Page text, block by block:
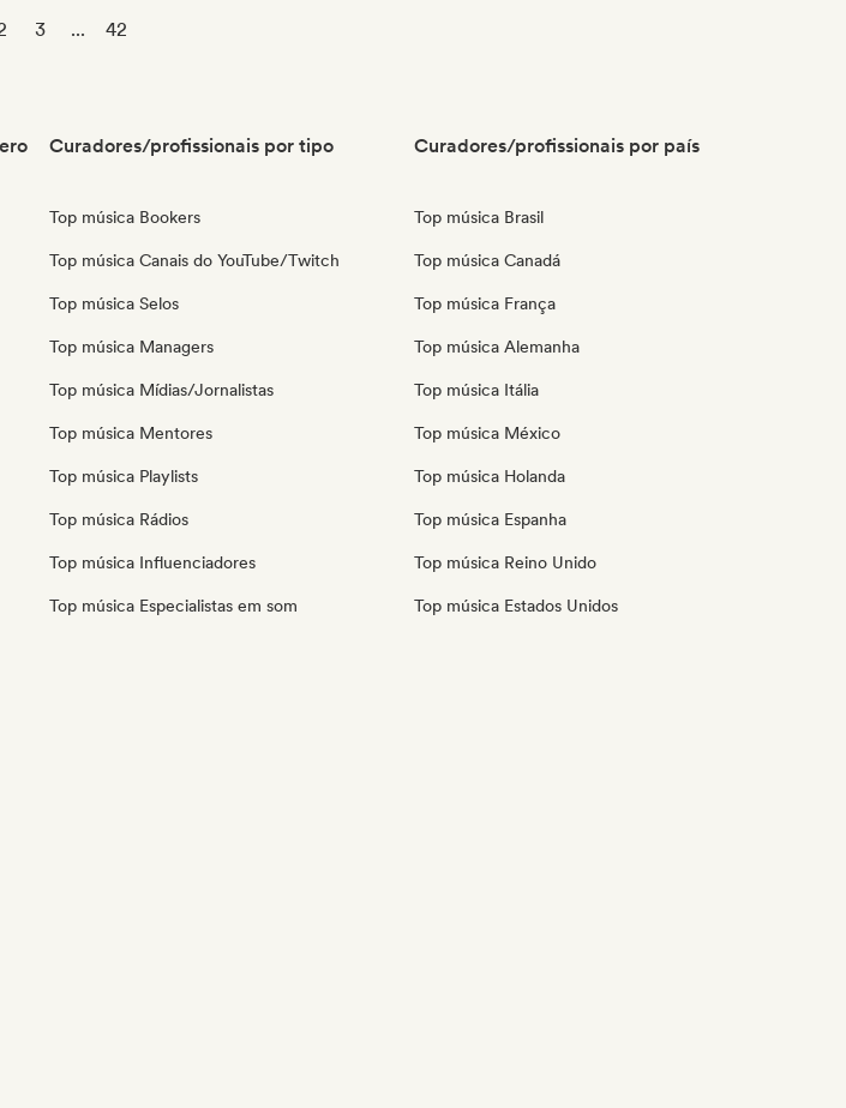
3 ... 42
Curadores/profissionais por tipo
Top música Bookers
Top música Canais do YouTube/Twitch
Top música Selos
Top música Managers
Top música Mídias/Jornalistas
Top música Mentores
Top música Playlists
Top música Rádios
Top música Influenciadores
Top música Especialistas em som
Curadores/profissionais por país
Top música Brasil
Top música Canadá
Top música França
Top música Alemanha
Top música Itália
Top música México
Top música Holanda
Top música Espanha
Top música Reino Unido
Top música Estados Unidos